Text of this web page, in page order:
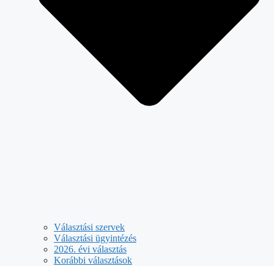
Választási szervek
Választási ügyintézés
2026. évi választás
Korábbi választások